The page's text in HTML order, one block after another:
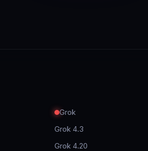
Grok
Grok 4.3
Grok 4.20